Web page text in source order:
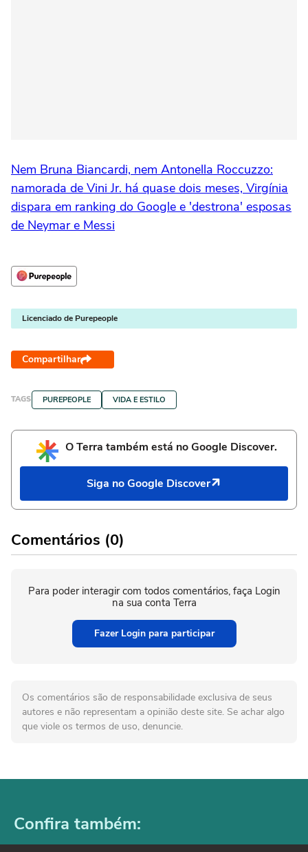
Nem Bruna Biancardi, nem Antonella Roccuzzo:
namorada de Vini Jr. há quase dois meses, Virgínia
dispara em ranking do Google e 'destrona' esposas
de Neymar e Messi
Licenciado de Purepeople
Compartilhar
TAGS PUREPEOPLE VIDA E ESTILO
O Terra também está no Google Discover.
Siga no Google Discover
Comentários (0)
Para poder interagir com todos comentários, faça Login
na sua conta Terra
Fazer Login para participar
Os comentários são de responsabilidade exclusiva de seus
autores e não representam a opinião deste site. Se achar algo
que viole os termos de uso, denuncie.
Confira também: